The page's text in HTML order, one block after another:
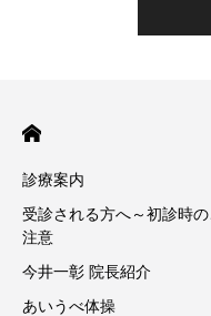
診療案内
受診される方へ～初診時
注意
今井一彰 院長紹介
あいうべ体操